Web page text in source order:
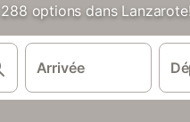
options dans Lanzarote!
Arrivée